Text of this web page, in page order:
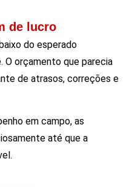
de lucro
do esperado
O orçamento que parecia
de atrasos, correções e
em campo, as
até que a